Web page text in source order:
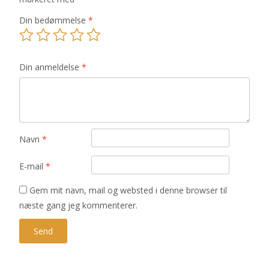
Din bedømmelse *
Din anmeldelse *
Navn *
E-mail *
Gem mit navn, mail og websted i denne browser til
næste gang jeg kommenterer.